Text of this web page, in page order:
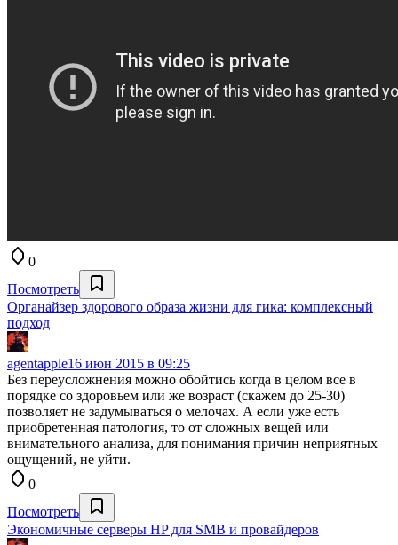
0
Посмотреть
Органайзер здорового образа жизни для гика: комплексный
подход
agentapple16 июн 2015 в 09:25
Без переусложнения можно обойтись когда в целом все в
порядке со здоровьем или же возраст (скажем до 25-30)
позволяет не задумываться о мелочах. А если уже есть
приобретенная патология, то от сложных вещей или
внимательного анализа, для понимания причин неприятных
ощущений, не уйти.
0
Посмотреть
Экономичные серверы HP для SMB и провайдеров